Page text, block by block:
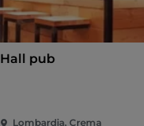
Hall pub
Lombardia, Crema